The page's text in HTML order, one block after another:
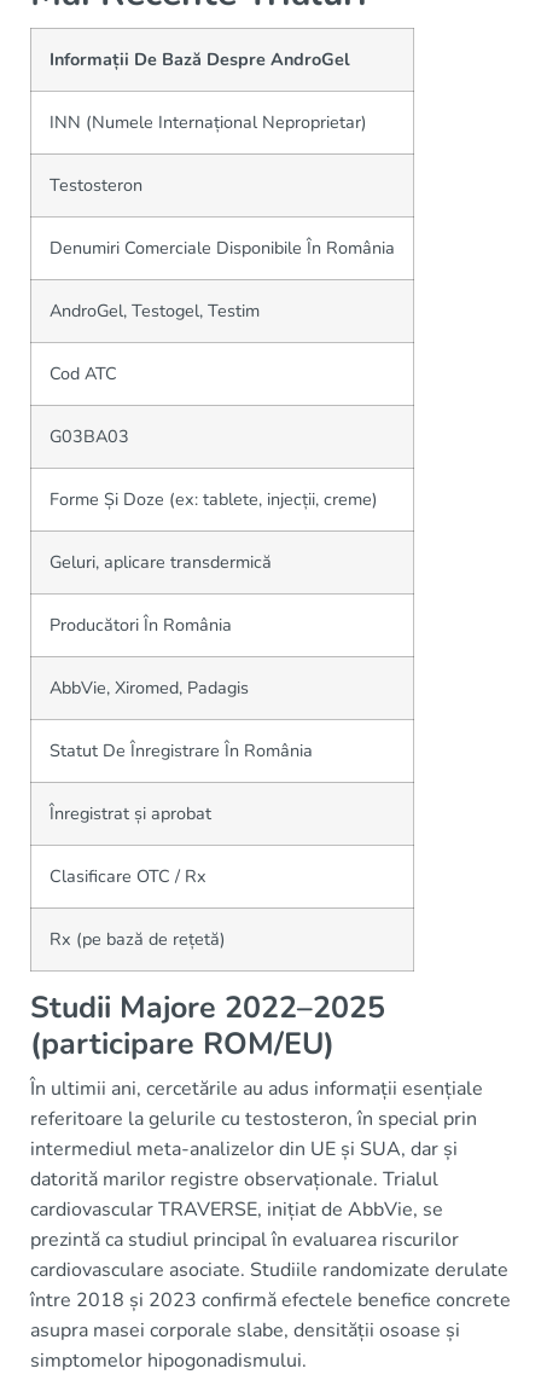
Informații De Bază Despre AndroGel
INN (Numele Internațional Neproprietar)
Testosteron
Denumiri Comerciale Disponibile În România
AndroGel, Testogel, Testim
Cod ATC
G03BA03
Forme Și Doze (ex: tablete, injecții, creme)
Geluri, aplicare transdermică
Producători În România
AbbVie, Xiromed, Padagis
Statut De Înregistrare În România
Înregistrat și aprobat
Clasificare OTC / Rx
Rx (pe bază de rețetă)
Studii Majore 2022–2025
(participare ROM/EU)
În ultimii ani, cercetările au adus informații esențiale
referitoare la gelurile cu testosteron, în special prin
intermediul meta-analizelor din UE și SUA, dar și
datorită marilor registre observaționale. Trialul
cardiovascular TRAVERSE, inițiat de AbbVie, se
prezintă ca studiul principal în evaluarea riscurilor
cardiovasculare asociate. Studiile randomizate derulate
între 2018 și 2023 confirmă efectele benefice concrete
asupra masei corporale slabe, densității osoase și
simptomelor hipogonadismului.